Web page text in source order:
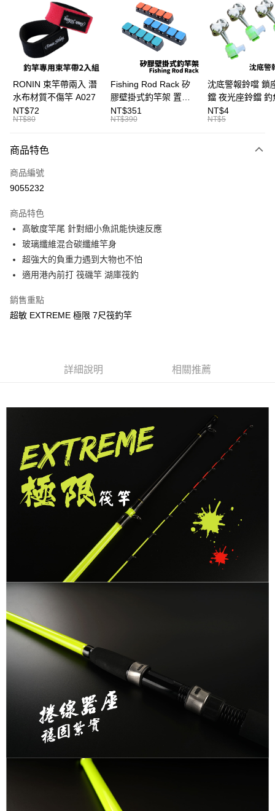
3 期 0 利率 每期 21家銀行
合作金庫商業銀行
第一商業銀行
華南商業銀行
彰化商業銀行
上海商業儲蓄銀行
台北富邦商業銀行
國泰世華商業銀行
兆豐國際商業銀行
臺灣中小企業銀行
台中商業銀行
匯豐（台灣）商業銀行
華泰商業銀行
聯邦商業銀行
遠東國際商業銀行
元大商業銀行
台灣樂天信用卡公司
Apple Pay
街口支付
大哥付你分期
相關說明
2.付款方式選擇「大哥付你分期」，訂單成立後會自動跳轉到大哥付的交易
成交易。
4.訂單成立30分鐘內，如未前往確認交易或遇審核未通過，訂單將自動取
法說明評估內容。
【繳款方式說明】
1.分期款項不併入電信帳單，「大哥付你分期」於每月結算日後寄送繳費提
醒簡訊。
2.透過簡訊連結打開帳單後，可選擇「超商條碼／台灣大直營門市／銀行轉
帳／街口支付／iPASS MONEY」等通路繳費。
1.本服務係由「台灣大哥大股份有限公司」（以下簡稱本公司）所提供，讓
用戶於交易時，得透過本服務購買商品或服務，並由商店將買賣／分期付款
3.完整用戶服務條款，請詳閱以下連結：
https://oppay.tw/userRule
相關說明
AFTEE先享後付是「在收到商品之後才付款」的支付方式。 讓您購物簡單
便利好安心！
２．便利：只要手機號碼，簡訊認證，即可結帳。
【「AFTEE先享後付」結帳流程】
１．於結帳方式選擇「AFTEE先享後付」後，將跳轉至「AFTEE先享後付」
結帳頁面，進行簡訊認證並確認金額後，即可完成結帳。
２．訂單成立數日內，您將收到繳費通知簡訊。
ATM／網路銀行／等多元方式進行付款，方視為交易完成。
※ 請注意：結帳手續完成當下不需立刻繳費，但若您需要取消訂單，請聯絡
購買商品的店家。未經商家同意取消之訂單仍視為有效，需透過AFTEE先享
客戶支援中心」https://netprotections.freshdesk.com/support/home
易，需依本服務之必要範圍內提供個人資料，並將交易相關給付款項請求債
２．關於個人資料處理事宜，請瀏覽以下網址：
https://aftee.tw/terms/#terms3
３．未成年的使用者請事先徵得法定代理人或監護人之同意方可使用
「AFTEE先享後付」，若未經同意申辦者引起之損失，本公司不負相關責
任。
４．使用「AFTEE先享後付」時，將依據個別帳號之用戶狀況，依本公司即
時審查核予不同之上限額度；若仍有額度不足之情形，本公司將視審查結果
請求用戶進行身份認證。
５．嚴禁一人註冊多個帳號或使用他人資訊註冊。若發現惡意使用之情形，
恩沛科技股份有限公司將有權停止該用戶之使用額度並採取法律行動。
ATM付款
運送方式
一般宅配（門市自取請勿下單，請聯繫客服）
每筆NT$100，滿NT$2,000(含以上)免運費
每筆NT$150，滿NT$2,000(含以上)免運費
貨到付款（門市自取請勿下單，請聯繫客服）
RONIN 束竿帶兩入 潛
水布材質不傷竿 A027
NT$72
NT$80
Fishing Rod Rack 矽
膠壁掛式釣竿架 置竿
架 壁鎖式竿架 釣竿展
示架 T1086
NT$351
NT$390
沈底警報鈴噹 鎖
鐺 夜光座鈴鐺 釣
鐺 沉底鈴鐺 1入 可插
Ø4.5x37mm夜光
NT$4
NT$5
商品特色
商品編號
9055232
商品特色
高敏度竿尾 針對細小魚訊能快速反應
玻璃纖維混合碳纖維竿身
超強大的負重力遇到大物也不怕
適用港內前打 筏磯竿 湖庫筏釣
銷售重點
超敏 EXTREME 極限 7尺筏釣竿
詳細說明 相關推薦